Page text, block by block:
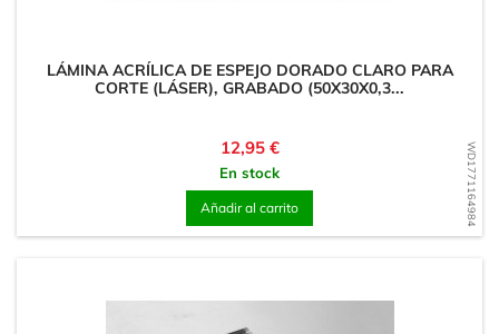
WD1771164984
LÁMINA ACRÍLICA DE ESPEJO DORADO CLARO PARA
CORTE (LÁSER), GRABADO (50X30X0,3...
Precio
12,95 €
En stock
Añadir al carrito